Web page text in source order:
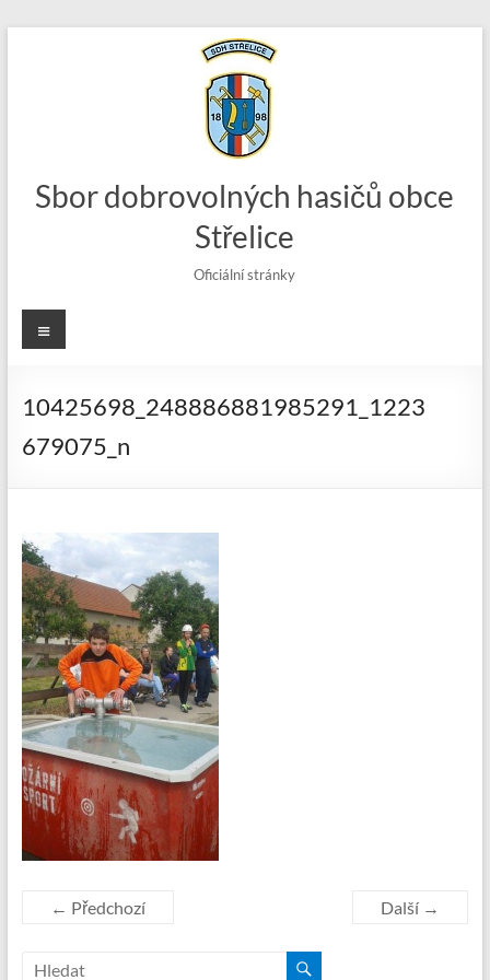
Sbor dobrovolných hasičů obce
Střelice
Oficiální stránky
Menu
10425698_248886881985291_1223
679075_n
← Předchozí Další →